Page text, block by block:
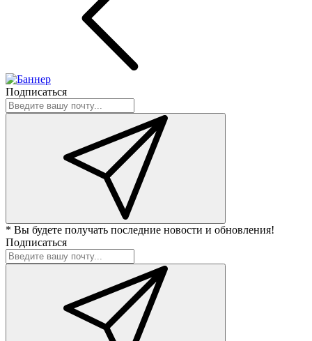
Подписаться
* Вы будете получать последние новости и обновления!
Подписаться